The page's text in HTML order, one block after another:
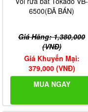
6500(ĐÃ BÁN)
Giá Hãng: 1,380,000
(VNĐ)
Giá Khuyến Mại:
379,000 (VNĐ)
MUA NGAY